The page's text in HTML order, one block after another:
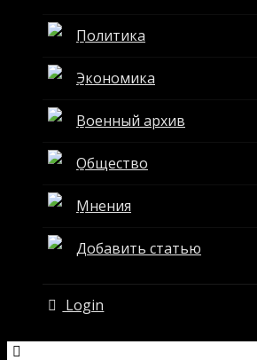
Политика
Экономика
Военный архив
Общество
Мнения
Добавить статью
Login